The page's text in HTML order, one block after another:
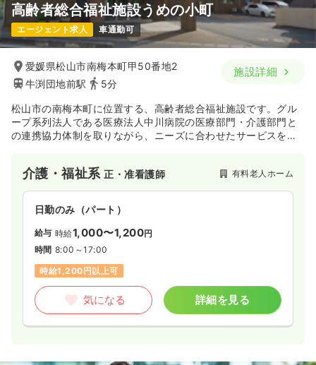
日勤のみ（パート）
給与 時給1,180〜1,300円
時間 8:45～17:00（休憩60分）
日曜休み
時給1,300円以上可
気になる 詳細を見る
外来 正・准看護師
日勤のみ（パート）
8:45～17:00
（休憩60分）
日祝休み
時給1,300円以上可
詳細を見る
高齢者総合福祉施設うめの小町
エージェント求人 車通勤可
愛媛県松山市南梅本町甲50番地2
牛渕団地前駅
5分
施設詳細
松山市の南梅本町に位置する、高齢者総合福祉施設です。グル
ープ系列法人である医療法人中川病院の医療部門・介護部門と
の連携協力体制を取りながら、ニーズに合わせたサービスを提
介護・福祉系正・准看護師 有料老人ホーム
日勤のみ（パート）
給与 時給1,000〜1,200円
時間 8:00～17:00
時給1,200円以上可
気になる 詳細を見る